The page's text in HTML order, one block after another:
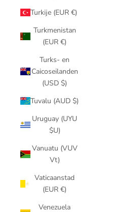
Turkije (EUR €)
Turkmenistan
(EUR €)
Turks- en
Caicoseilanden
(USD $)
Tuvalu (AUD $)
Uruguay (UYU
$U)
Vanuatu (VUV
Vt)
Vaticaanstad
(EUR €)
Venezuela